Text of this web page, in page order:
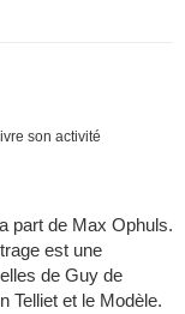
son activité
part de Max Ophuls.
est une
de Guy de
Telliet et le Modèle.